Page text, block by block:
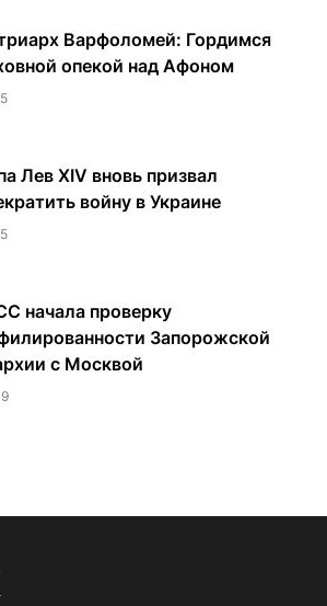
Варфоломей: Гордимся
опекой над Афоном
Лев XIV вновь призвал
войну в Украине
начала проверку
Запорожской
с Москвой